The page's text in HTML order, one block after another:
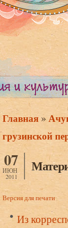
Вы здесь
Главная »
грузинской
07
ИЮН
2011
Версия для печати
Из